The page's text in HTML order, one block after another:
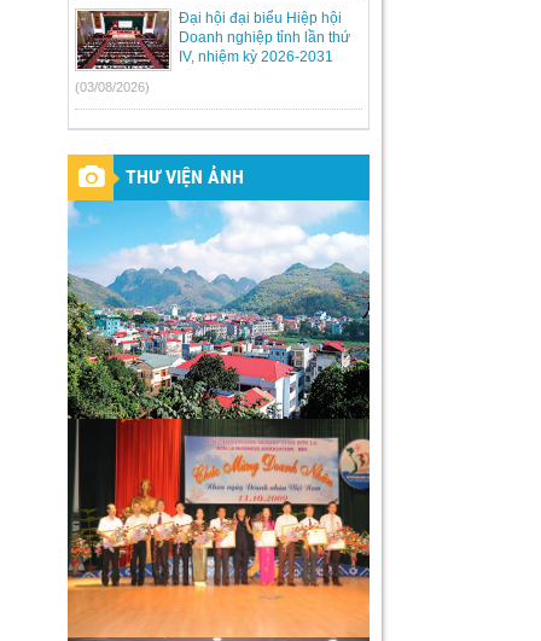
Đại hội đại biểu Hiệp hội
Doanh nghiệp tỉnh lần thứ
IV, nhiệm kỳ 2026-2031
(03/08/2026)
THƯ VIỆN ẢNH